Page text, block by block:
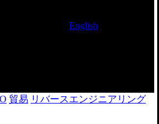
English
貿易 リバースエンジニアリング